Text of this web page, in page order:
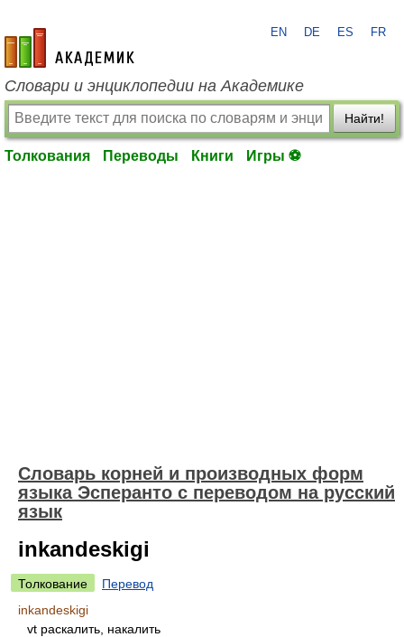
academic.ru
EN DE ES FR
Словари и энциклопедии на Академике
Найти!
Толкования Переводы Книги Игры ⚽
Словарь корней и производных форм
языка Эсперанто с переводом на русский
язык
inkandeskigi
Толкование
Перевод
inkandeskigi
vt раскалить, накалить